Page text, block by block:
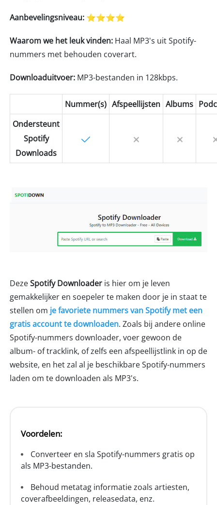
Aanbevelingsniveau: ⭐⭐⭐⭐
Waarom we het leuk vinden: Haal MP3's uit Spotify-
nummers met behouden coverart.
Downloaduitvoer: MP3-bestanden in 128kbps.
Nummer(s) Afspeellijsten Albums
Ondersteunt
Spotify
Downloads
DezeSpotify Downloader is hier om je leven
gemakkelijker en soepeler te maken door je in staat te
stellen om je favoriete nummers van Spotify met een
gratis account te downloaden. Zoals bij andere online
Spotify-nummers downloader, voer gewoon de
album- of tracklink, of zelfs een afspeellijstlink in op de
website, en het zal al je beschikbare Spotify-nummers
laden om te downloaden als MP3's.
Voordelen:
Converteer en sla Spotify-nummers gratis op
als MP3-bestanden.
Behoud metatag informatie zoals artiesten,
coverafbeeldingen, releasedata, enz.